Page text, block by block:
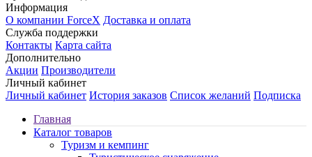
Информация
О компании ForceX Доставка и оплата
Служба поддержки
Контакты Карта сайта
Дополнительно
Акции Производители
Личный кабинет
Личный кабинет История заказов Список желаний Подписка
Главная
Каталог товаров
Туризм и кемпинг